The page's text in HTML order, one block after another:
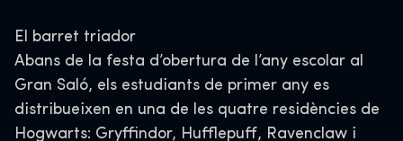
El barret triador
Abans de la festa d’obertura de l’any escolar al
Gran Saló, els estudiants de primer any es
distribueixen en una de les quatre residències de
Hogwarts: Gryffindor, Hufflepuff, Ravenclaw i